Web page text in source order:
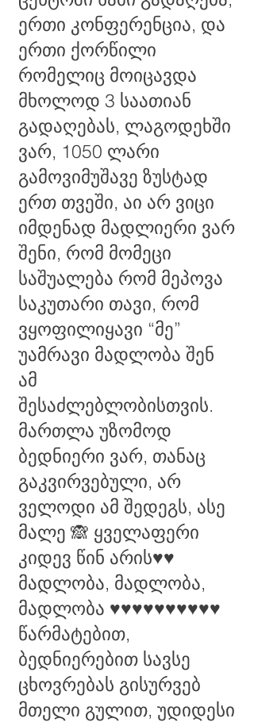
ერთი კონფერენცია, და
ერთი ქორწილი
რომელიც მოიცავდა
მხოლოდ 3 საათიან
გადაღებას, ლაგოდეხში
ვარ, 1050 ლარი
გამოვიმუშავე ზუსტად
ერთ თვეში, აი არ ვიცი
იმდენად მადლიერი ვარ
შენი, რომ მომეცი
საშუალება რომ მეპოვა
საკუთარი თავი, რომ
ვყოფილიყავი “მე”
უამრავი მადლობა შენ
ამ
შესაძლებლობისთვის.
მართლა უზომოდ
ბედნიერი ვარ, თანაც
გაკვირვებული, არ
ველოდი ამ შედეგს, ასე
მალე 🙈 ყველაფერი
კიდევ წინ არის♥️♥️
მადლობა, მადლობა,
მადლობა ♥️♥️♥️♥️♥️♥️♥️♥️♥️♥️
წარმატებით,
ბედნიერებით სავსე
ცხოვრებას გისურვებ
მთელი გულით, უდიდესი